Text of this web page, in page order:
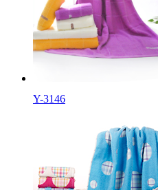
Y-3146